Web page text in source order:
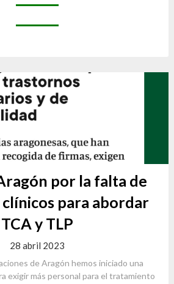
por la falta de
para abordar
TCA y TLP
28 abril 2023
de Aragón hemos iniciado una
exigir más personal para el tratamiento